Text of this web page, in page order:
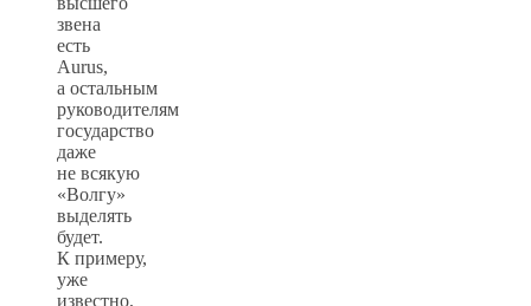
звена
есть
Aurus,
а остальным
руководителям
государство
даже
не всякую
«Волгу»
выделять
будет.
К примеру,
уже
известно,